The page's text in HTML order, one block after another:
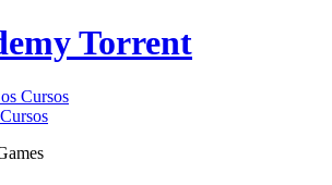
Torrent
Cursos